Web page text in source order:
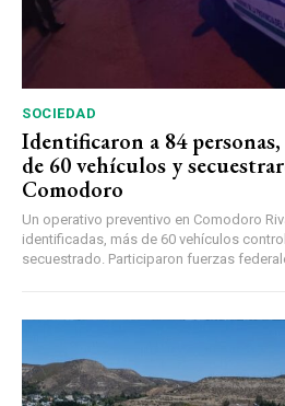
SOCIEDAD
Identificaron a 84
de 60 vehículos y
Comodoro
Un operativo preventivo en Comodoro
identificadas, más de 60 vehículos
secuestrado. Participaron fuerzas